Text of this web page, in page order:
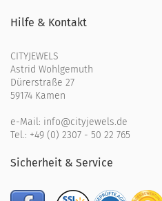
Hilfe & Kontakt
CITYJEWELS
Astrid Wohlgemuth
Dürerstraße 27
59174 Kamen
e-Mail: info@cityjewels.de
Tel.: +49 (0) 2307 - 50 22 765
Sicherheit & Service